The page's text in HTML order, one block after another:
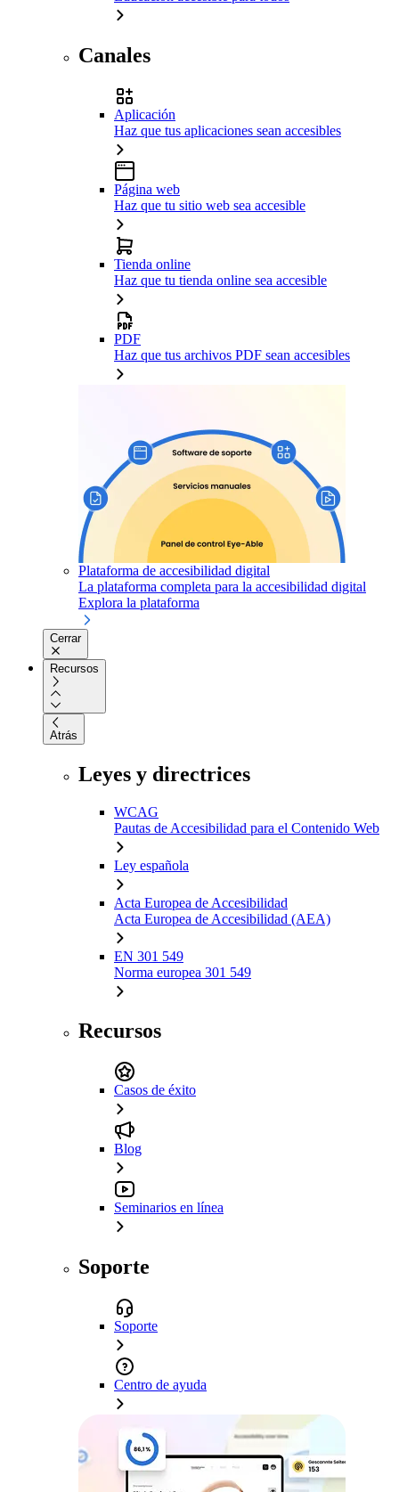
Canales
Aplicación
Haz que tus aplicaciones sean accesibles
Página web
Haz que tu sitio web sea accesible
Tienda online
Haz que tu tienda online sea accesible
PDF
Haz que tus archivos PDF sean accesibles
Plataforma de accesibilidad digital
La plataforma completa para la accesibilidad digital
Explora la plataforma
Cerrar
Recursos
Atrás
Leyes y directrices
WCAG
Pautas de Accesibilidad para el Contenido Web
Ley española
Acta Europea de Accesibilidad
Acta Europea de Accesibilidad (AEA)
EN 301 549
Norma europea 301 549
Recursos
Casos de éxito
Blog
Seminarios en línea
Soporte
Soporte
Centro de ayuda